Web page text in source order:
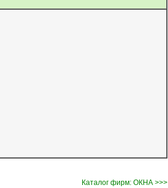
Каталог фирм: ОКНА >>>